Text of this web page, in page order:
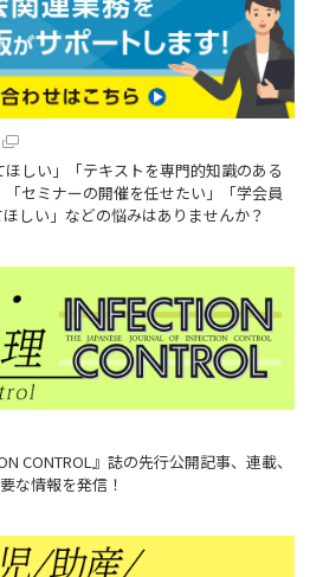
ほしい」「テキストを専門的知識のある
セミナーの開催を任せたい」「学会員
しい」などの悩みはありませんか？
CONTROL』誌の先行公開記事、連載、
な情報を発信！